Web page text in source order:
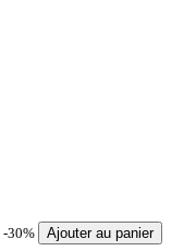
-30% Ajouter au panier